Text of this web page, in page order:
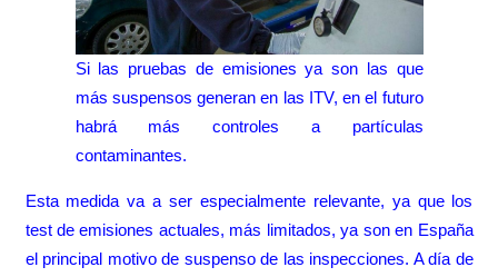
Si las pruebas de emisiones ya son las que
más suspensos generan en las ITV, en el futuro
habrá más controles a partículas
contaminantes.
Esta medida va a ser especialmente relevante, ya que los
test de emisiones actuales, más limitados, ya son en España
el principal motivo de suspenso de las inspecciones. A día de